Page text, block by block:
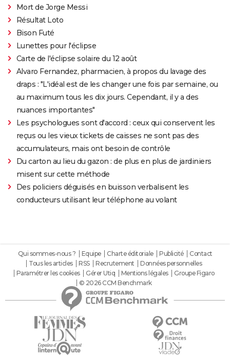
Mort de Jorge Messi
Résultat Loto
Bison Futé
Lunettes pour l'éclipse
Carte de l'éclipse solaire du 12 août
Alvaro Fernandez, pharmacien, à propos du lavage des
draps : "L'idéal est de les changer une fois par semaine, ou
au maximum tous les dix jours. Cependant, il y a des
nuances importantes"
Les psychologues sont d'accord : ceux qui conservent les
reçus ou les vieux tickets de caisses ne sont pas des
accumulateurs, mais ont besoin de contrôle
Du carton au lieu du gazon : de plus en plus de jardiniers
misent sur cette méthode
Des policiers déguisés en buisson verbalisent les
conducteurs utilisant leur téléphone au volant
Qui sommes-nous ? Equipe Charte éditoriale Publicité
Contact
Tous les articles
RSS Recrutement
Données personnelles
Paramétrer les cookies
Gérer Utiq Mentions légales
Groupe Figaro
© 2026 CCM Benchmark